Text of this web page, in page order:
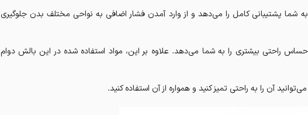
چه به پشت بخوابید، چه به پهلو یا شکم، بالش MP20 به شما پشتیبانی کامل را می‌دهد و از وارد آمدن فشار اضافی به نواحی مختلف بدن جلوگیری
راحتی بیشتری را به شما می‌دهد. علاوه بر این، مواد استفاده شده در این بالش دوام
آن را به راحتی تمیز کنید و همواره از آن استفاده کنید.